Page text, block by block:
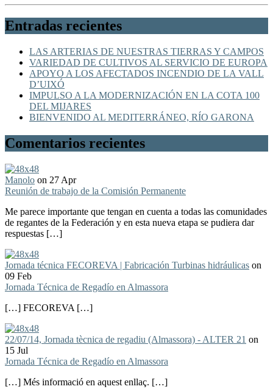
Entradas recientes
LAS ARTERIAS DE NUESTRAS TIERRAS Y CAMPOS
VARIEDAD DE CULTIVOS AL SERVICIO DE EUROPA
APOYO A LOS AFECTADOS INCENDIO DE LA VALL
D’UIXÓ
IMPULSO A LA MODERNIZACIÓN EN LA COTA 100
DEL MIJARES
BIENVENIDO AL MEDITERRÁNEO, RÍO GARONA
Comentarios recientes
Manolo on 27 Apr
Reunión de trabajo de la Comisión Permanente
Me parece importante que tengan en cuenta a todas las comunidades
de regantes de la Federación y en esta nueva etapa se pudiera dar
respuestas […]
Jornada técnica FECOREVA | Fabricación Turbinas hidráulicas on
09 Feb
Jornada Técnica de Regadío en Almassora
[…] FECOREVA […]
22/07/14, Jornada tècnica de regadiu (Almassora) - ALTER 21 on
15 Jul
Jornada Técnica de Regadío en Almassora
[…] Més informació en aquest enllaç. […]